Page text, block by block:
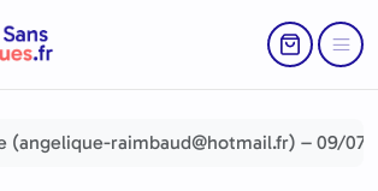
Return to
Menu
(angelique-raimbaud@hotmail.fr) – 09/07/